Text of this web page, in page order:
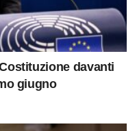
davanti
giugno